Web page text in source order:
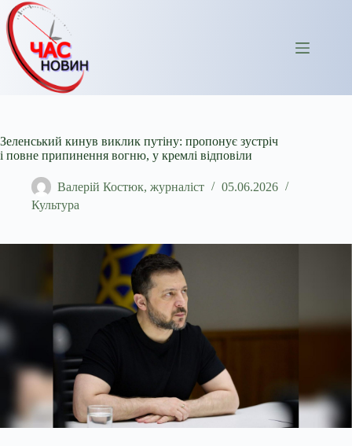
Перейти
до
вмісту
Зеленський кинув виклик путіну: пропонує зустріч
і повне припинення вогню, у кремлі відповіли
Валерій Костюк, журналіст
05.06.2026
Культура